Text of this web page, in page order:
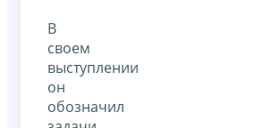
В
своем
выступлении
он
обозначил